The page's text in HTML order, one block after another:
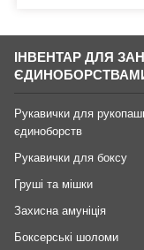
ІНВЕНТАР ДЛЯ
Рукавички для
єдиноборств
Рукавички для боксу
Груші та мішки
Захисна амуніція
Боксерські шоломи